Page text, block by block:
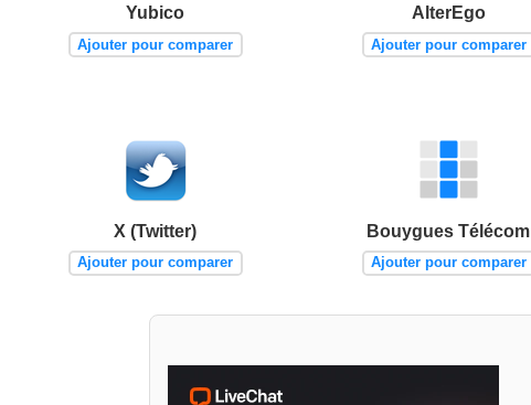
Yubico
Ajouter pour comparer
AlterEgo
Ajouter pour comparer
X (Twitter)
Ajouter pour comparer
Bouygues Télécom
Ajouter pour comparer